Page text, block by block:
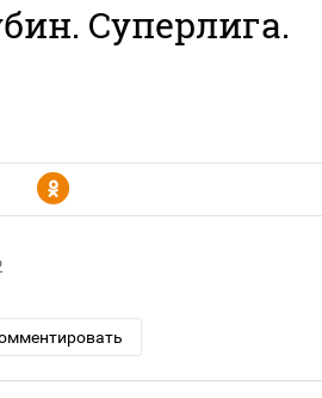
Суперлига.
Y